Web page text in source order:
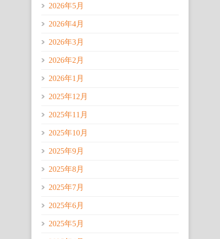
2026年5月
2026年4月
2026年3月
2026年2月
2026年1月
2025年12月
2025年11月
2025年10月
2025年9月
2025年8月
2025年7月
2025年6月
2025年5月